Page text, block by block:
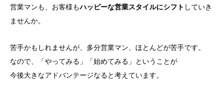
営業マンも、お客様もハッピーな営業スタイルにシフト していき
ませんか。
苦手かもしれませんが、多分営業マン、ほとんどが苦手です。
なので、「やってみる」「始めてみる」ということが
今後大きなアドバンテージなると考えています。